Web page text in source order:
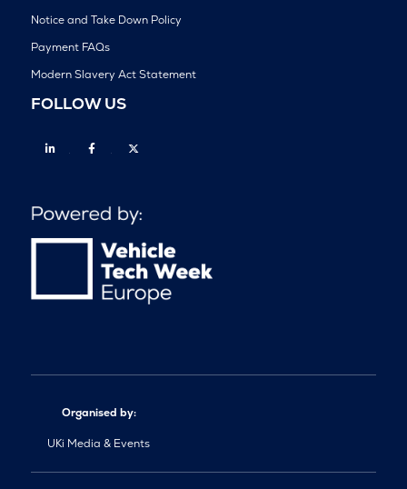
Notice and Take Down Policy
Payment FAQs
Modern Slavery Act Statement
FOLLOW US
Linkedin Facebook
Organised by:
UKi Media & Events